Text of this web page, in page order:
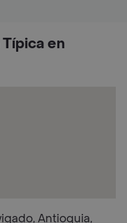
en
Antioquia,